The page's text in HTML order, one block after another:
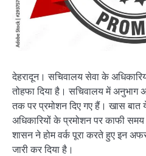
देहरादून। सचिवालय सेवा के
तोहफा दिया है। सचिवालय में
तक पर प्रमोशन दिए गए हैं। खास बात
अधिकारियों के प्रमोशन पर काफी
शासन ने होम वर्क पूरा करते हुए इन
जारी कर दिया है।